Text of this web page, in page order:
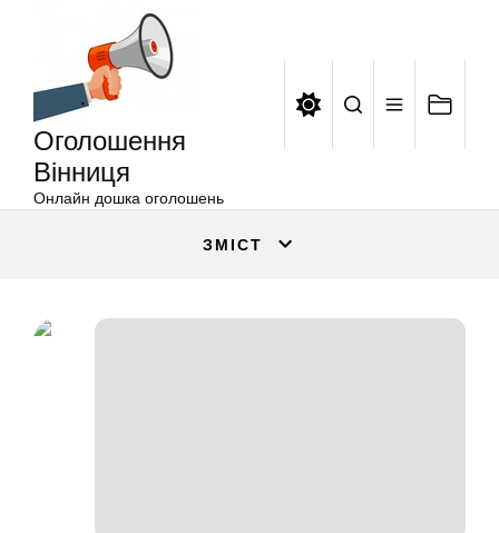
Оголошення
Вінниця
Онлайн дошка оголошень
ЗМІСТ